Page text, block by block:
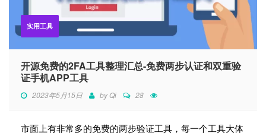
实用工具
开源免费的2FA工具整理汇总-免费两步认证和双重验
证手机APP工具
2023年5月15日 byQi 28
市面上有非常多的免费的两步验证工具，每一个工具大体